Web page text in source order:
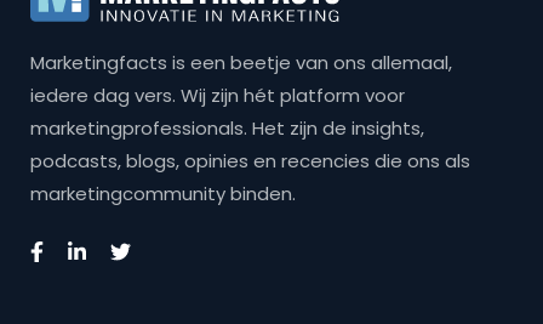
Marketingfacts is een beetje van ons allemaal,
iedere dag vers. Wij zijn hét platform voor
marketingprofessionals. Het zijn de insights,
podcasts, blogs, opinies en recencies die ons als
marketingcommunity binden.